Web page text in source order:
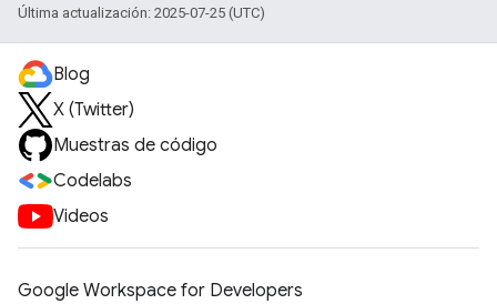
Última actualización: 2025-07-25 (UTC)
Blog
X (Twitter)
Muestras de código
Codelabs
Videos
Google Workspace for Developers